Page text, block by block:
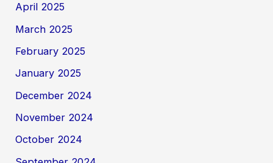
April 2025
March 2025
February 2025
January 2025
December 2024
November 2024
October 2024